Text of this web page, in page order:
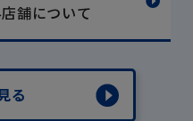
舗について
る